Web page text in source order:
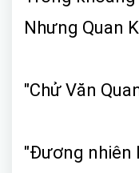
Nhưng Quan
"Chử Văn
"Đương nhiên